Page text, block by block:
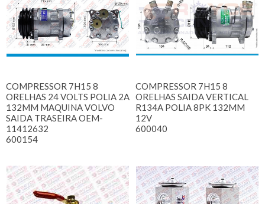
COMPRESSOR 7H15 8
ORELHAS 24 VOLTS POLIA 2A
132MM MAQUINA VOLVO
SAIDA TRASEIRA OEM-
11412632
600154
COMPRESSOR 7H15 8
ORELHAS SAIDA VERTICAL
R134A POLIA 8PK 132MM
12V
600040